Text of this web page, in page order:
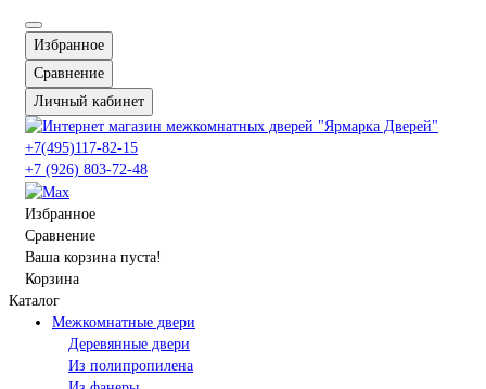
Избранное
Сравнение
Личный кабинет
+7(495)117-82-15
+7 (926) 803-72-48
Избранное
Сравнение
Ваша корзина пуста!
Корзина
Каталог
Межкомнатные двери
Деревянные двери
Из полипропилена